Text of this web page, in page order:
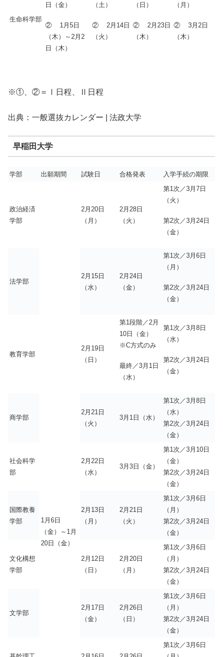
生命科学部
日（金）
② 1月5日
（木）～2月2
日（木）
（土）
② 2月14日
（火）
（日）
② 2月23日
（木）
（月）
② 3月2日
（木）
※①、②＝Ⅰ日程、Ⅱ日程
出典：一般選抜カレンダー | 法政大学
早稲田大学
学部 出願期間 試験日 合格発表 入学手続の期限
政治経済
学部
1月6日
（金）～1月
20日（金）
2月20日
（月）
2月28日
（火）
第1次／3月7日
（火）
第2次／3月24日
（金）
法学部
2月15日
（水）
2月24日
（金）
第1次／3月6日
（月）
第2次／3月24日
（金）
教育学部
2月19日
（日）
第1段階／2月
10日（金）
※C方式のみ
最終／3月1日
（水）
第1次／3月8日
（水）
第2次／3月24日
（金）
商学部
2月21日
（火）
3月1日（水）
第1次／3月8日
（水）
第2次／3月24日
（金）
社会科学
部
2月22日
（水）
3月3日（金）
第1次／3月10日
（金）
第2次／3月24日
（金）
国際教養
学部
2月13日
（月）
2月21日
（火）
第1次／3月6日
（月）
第2次／3月24日
（金）
文化構想
学部
2月12日
（日）
2月20日
（月）
第1次／3月6日
（月）
第2次／3月24日
（金）
文学部
2月17日
（金）
2月26日
（日）
第1次／3月6日
（月）
第2次／3月24日
（金）
第1次／3月6日